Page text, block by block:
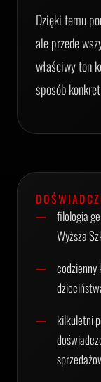
Dzięki temu
ale przede
właściwy ton
sposób
filologia
Wyższa
kilkuletni